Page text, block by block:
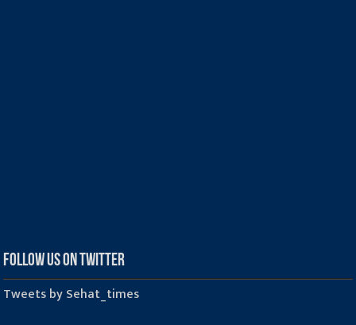
Follow us on Twitter
Tweets by Sehat_times